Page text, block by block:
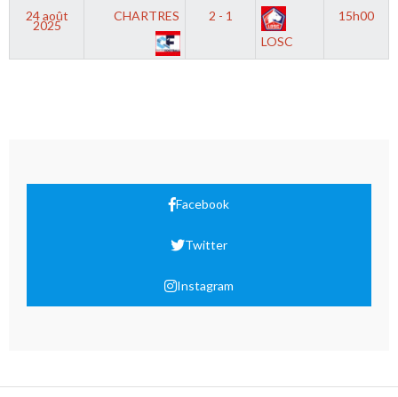
24 août
2025
CHARTRES
2 - 1
LOSC
15h00
Facebook
Twitter
Instagram